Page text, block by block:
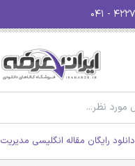
دانلود رایگان مقاله انگلیسی مدیریت